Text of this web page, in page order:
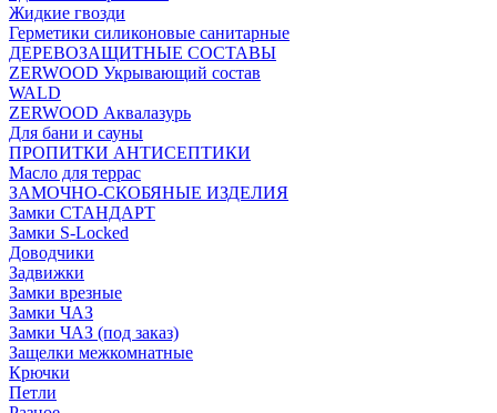
Жидкие гвозди
Герметики силиконовые санитарные
ДЕРЕВОЗАЩИТНЫЕ СОСТАВЫ
ZERWOOD Укрывающий состав
WALD
ZERWOOD Аквалазурь
Для бани и сауны
ПРОПИТКИ АНТИСЕПТИКИ
Масло для террас
ЗАМОЧНО-СКОБЯНЫЕ ИЗДЕЛИЯ
Замки СТАНДАРТ
Замки S-Locked
Доводчики
Задвижки
Замки врезные
Замки ЧАЗ
Замки ЧАЗ (под заказ)
Защелки межкомнатные
Крючки
Петли